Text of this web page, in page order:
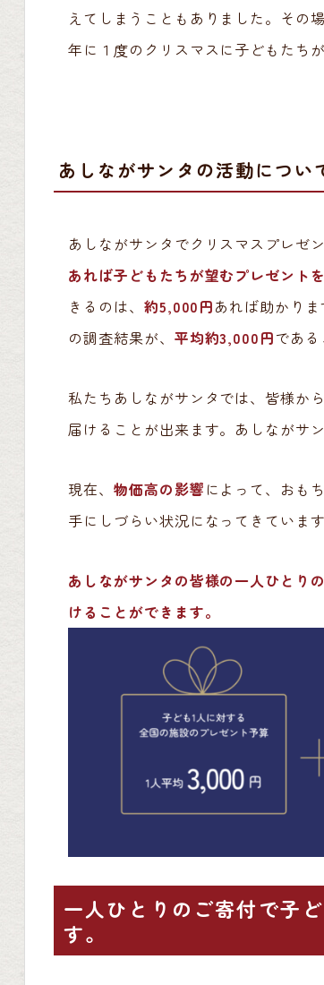
えてしまうこともありました。その
年に１度のクリスマスに子どもたち
あしながサンタの活動につい
あしながサンタでクリスマスプレゼ
あれば子どもたちが望むプレゼント
きるのは、 約5,000円あれば助かり
の調査結果が、 平均約3,000円であ
私たちあしながサンタでは、皆様か
届けることが出来ます。あしながサ
現在、 物価高の影響 によって、おも
手にしづらい状況になってきています
あしながサンタの皆様の一人ひとり
けることができます。
一人ひとりのご寄付で子
す。